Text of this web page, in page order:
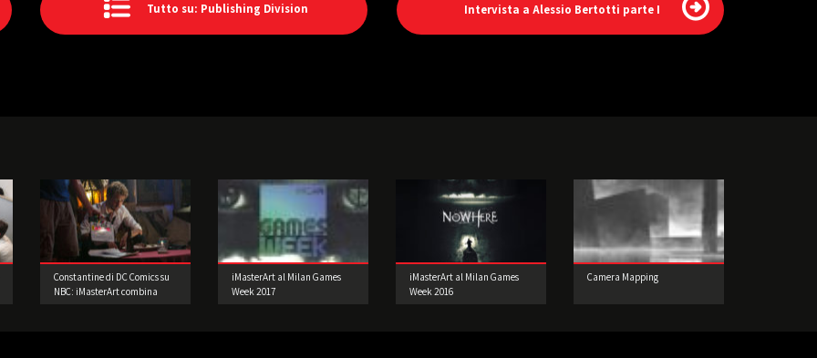
Tutto su: Publishing Division Intervista a Alessio Bertotti parte I
Constantine di DC Comics su
NBC: iMasterArt combina
iMasterArt al Milan Games
Week 2017
iMasterArt al Milan Games
Week 2016
Camera Mapping